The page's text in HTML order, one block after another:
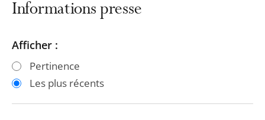
Informations presse
Passer
les
filtres
Passer
les
filtres
Afficher :
Pertinence
Les plus récents